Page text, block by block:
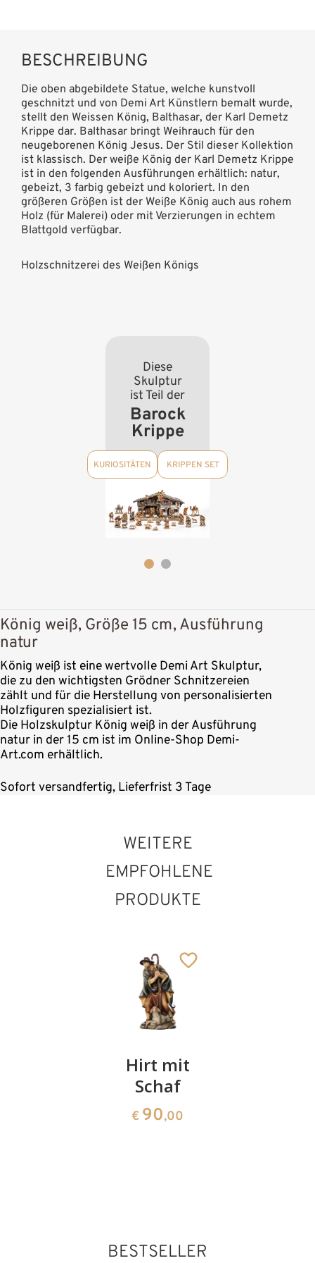
BESCHREIBUNG
Die oben abgebildete Statue, welche kunstvoll
geschnitzt und von Demi Art Künstlern bemalt wurde,
stellt den Weissen König, Balthasar, der Karl Demetz
Krippe dar. Balthasar bringt Weihrauch für den
neugeborenen König Jesus. Der Stil dieser Kollektion
ist klassisch. Der weiße König der Karl Demetz Krippe
ist in den folgenden Ausführungen erhältlich: natur,
gebeizt, 3 farbig gebeizt und koloriert. In den
größeren Größen ist der Weiße König auch aus rohem
Holz (für Malerei) oder mit Verzierungen in echtem
Blattgold verfügbar.
Holzschnitzerei des Weißen Königs
Diese
Skulptur
ist Teil der
Barock
Krippe
KURIOSITÄTEN KRIPPEN SET
König weiß, Größe 15 cm, Ausführung
natur
König weiß ist eine wertvolle Demi Art Skulptur,
die zu den wichtigsten Grödner Schnitzereien
zählt und für die Herstellung von personalisierten
Holzfiguren spezialisiert ist.
Die Holzskulptur König weiß in der Ausführung
natur in der 15 cm ist im Online-Shop Demi-
Art.com erhältlich.
Sofort versandfertig, Lieferfrist 3 Tage
WEITERE
EMPFOHLENE
PRODUKTE
Hirt mit
Schaf
€ 90,00
BESTSELLER